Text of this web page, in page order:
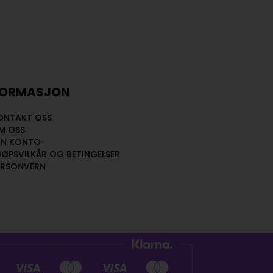
OSS
OSS
KONTO
OG BETINGELSER